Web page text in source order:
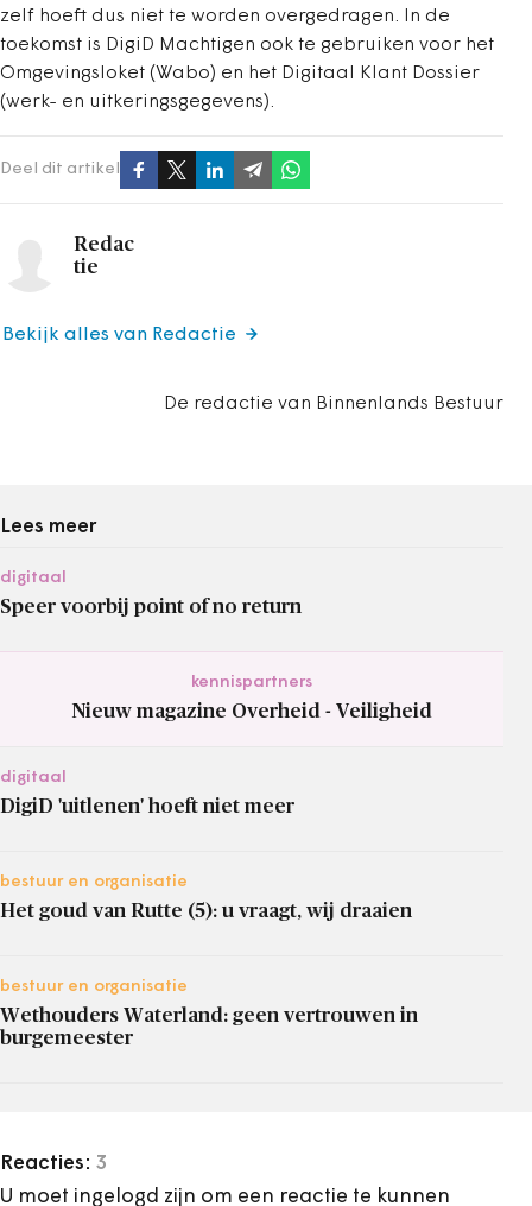
zelf hoeft dus niet te worden overgedragen. In de
toekomst is DigiD Machtigen ook te gebruiken voor het
Omgevingsloket (Wabo) en het Digitaal Klant Dossier
(werk- en uitkeringsgegevens).
Deel dit artikel
Redac
tie
De redactie van Binnenlands Bestuur
Bekijk alles van Redactie
Lees meer
digitaal
Speer voorbij point of no return
kennispartners
Nieuw magazine Overheid - Veiligheid
digitaal
DigiD 'uitlenen' hoeft niet meer
bestuur en organisatie
Het goud van Rutte (5): u vraagt, wij draaien
bestuur en organisatie
Wethouders Waterland: geen vertrouwen in
burgemeester
Reacties: 3
U moet ingelogd zijn om een reactie te kunnen